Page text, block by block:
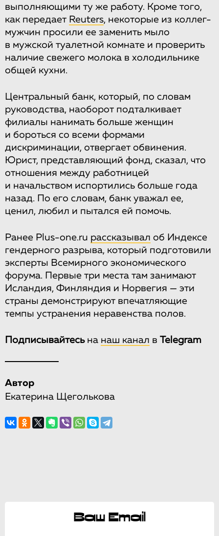
выполняющими ту же работу. Кроме того,
как передает Reuters, некоторые из коллег-
мужчин просили ее заменить мыло
в мужской туалетной комнате и проверить
наличие свежего молока в холодильнике
общей кухни.
Центральный банк, который, по словам
руководства, наоборот подталкивает
филиалы нанимать больше женщин
и бороться со всеми формами
дискриминации, отвергает обвинения.
Юрист, представляющий фонд, сказал, что
отношения между работницей
и начальством испортились больше года
назад. По его словам, банк уважал ее,
ценил, любил и пытался ей помочь.
Ранее Plus-one.ru рассказывал об Индексе
гендерного разрыва, который подготовили
эксперты Всемирного экономического
форума. Первые три места там занимают
Исландия, Финляндия и Норвегия — эти
страны демонстрируют впечатляющие
темпы устранения неравенства полов.
Подписывайтесьна наш канал в Telegram
Автор
Екатерина Щеголькова
Ваш Email